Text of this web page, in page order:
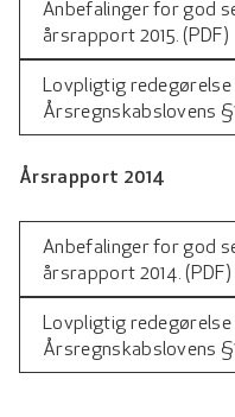
Anbefalinger for god
årsrapport 2015. (PDF)
Lovpligtig
Årsregnskabslovens
Årsrapport 2014
Anbefalinger for god
årsrapport 2014. (PDF)
Lovpligtig
Årsregnskabslovens